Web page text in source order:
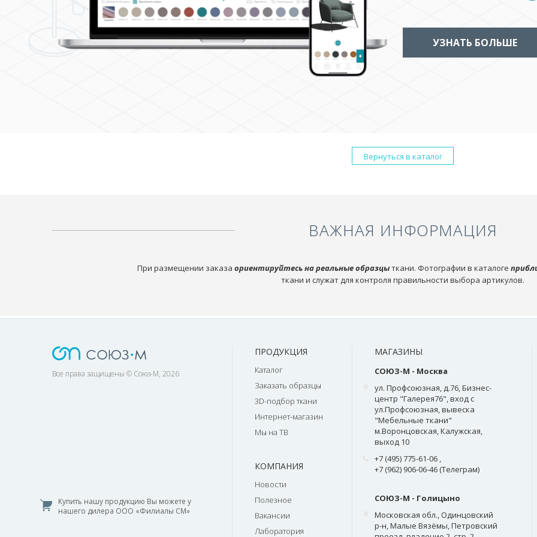
УЗНАТЬ БОЛЬШЕ
Вернуться в каталог
ВАЖНАЯ ИНФОРМАЦИЯ
При размещении заказа ориентируйтесь на реальные образцыткани. Фотографии в каталоге
ткани и служат для контроля правильности выбора артикулов.
Все права защищены © Союз-М, 2026
Купить нашу продукцию Вы можете у
нашего дилера ООО «Филиалы СМ»
ПРОДУКЦИЯ
Каталог
Заказать образцы
3D-подбор ткани
Интернет-магазин
Мы на ТВ
КОМПАНИЯ
Новости
Полезное
Вакансии
Лаборатория
МАГАЗИНЫ
СОЮЗ-М - Москва
ул. Профсоюзная, д.76, Бизнес-
центр "Галерея76", вход с
ул.Профсоюзная, вывеска
"Мебельные ткани"
м.Воронцовская, Калужская,
выход 10
+7 (495) 775-61-06 ,
+7 (962) 906-06-46 (Телеграм)
СОЮЗ-М - Голицыно
Московская обл., Одинцовский
р-н, Малые Вязёмы, Петровский